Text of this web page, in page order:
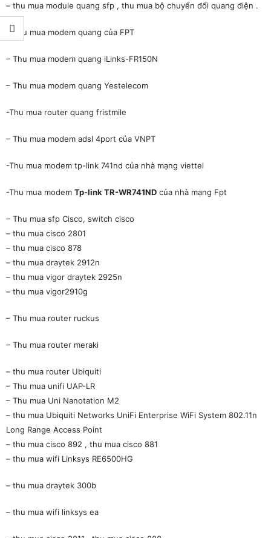
– thu mua module quang sfp , thu mua bộ chuyển đổi quang điện .
– Thu mua modem quang của FPT
– Thu mua modem quang iLinks-FR150N
– Thu mua modem quang Yestelecom
-Thu mua router quang fristmile
– Thu mua modem adsl 4port của VNPT
-Thu mua modem tp-link 741nd của nhà mạng viettel
-Thu mua modem Tp-link TR-WR741ND của nhà mạng Fpt
– Thu mua sfp Cisco, switch cisco
– thu mua cisco 2801
– thu mua cisco 878
– thu mua draytek 2912n
– thu mua vigor draytek 2925n
– thu mua vigor2910g
– Thu mua router ruckus
– Thu mua router meraki
– thu mua router Ubiquiti
– Thu mua unifi UAP-LR
– Thu mua Uni Nanotation M2
– thu mua Ubiquiti Networks UniFi Enterprise WiFi System 802.11n
Long Range Access Point
– thu mua cisco 892 , thu mua cisco 881
– thu mua wifi Linksys RE6500HG
– thu mua draytek 300b
– thu mua wifi linksys ea